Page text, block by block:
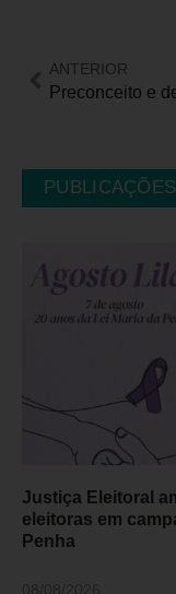
ANTERIOR
Justiça Eleitoral
eleitoras em
Penha